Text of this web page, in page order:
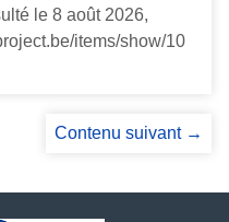
le 8 août 2026,
items/show/10
Contenu suivant →